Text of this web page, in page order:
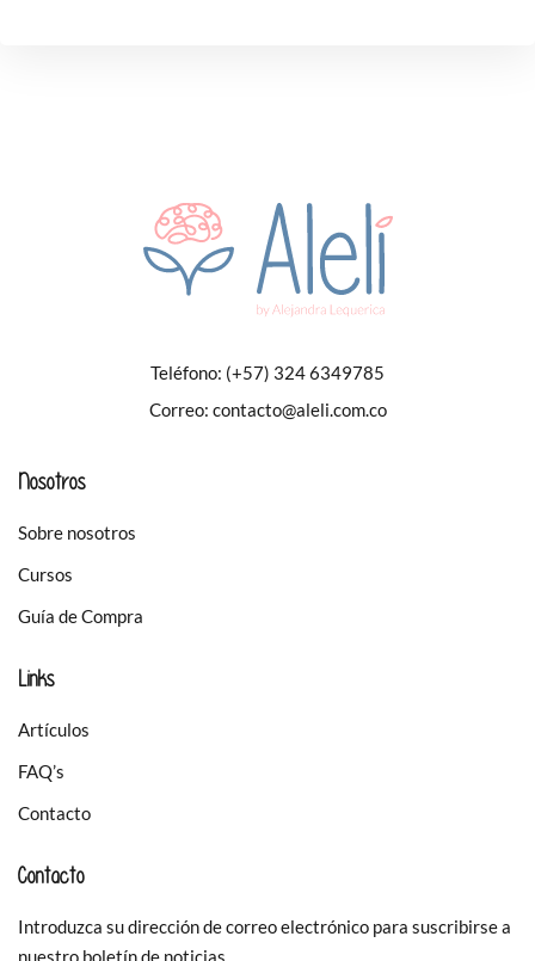
Teléfono: (+57) 324 6349785
Correo: contacto@aleli.com.co
Nosotros
Sobre nosotros
Cursos
Guía de Compra
Links
Artículos
FAQ’s
Contacto
Contacto
Introduzca su dirección de correo electrónico para suscribirse a
nuestro boletín de noticias